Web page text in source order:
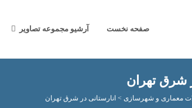
صفحه نخست آرشیو مجموعه تصاویر
شرق تهران
معماری و شهرسازی > انارستانی در شرق تهران